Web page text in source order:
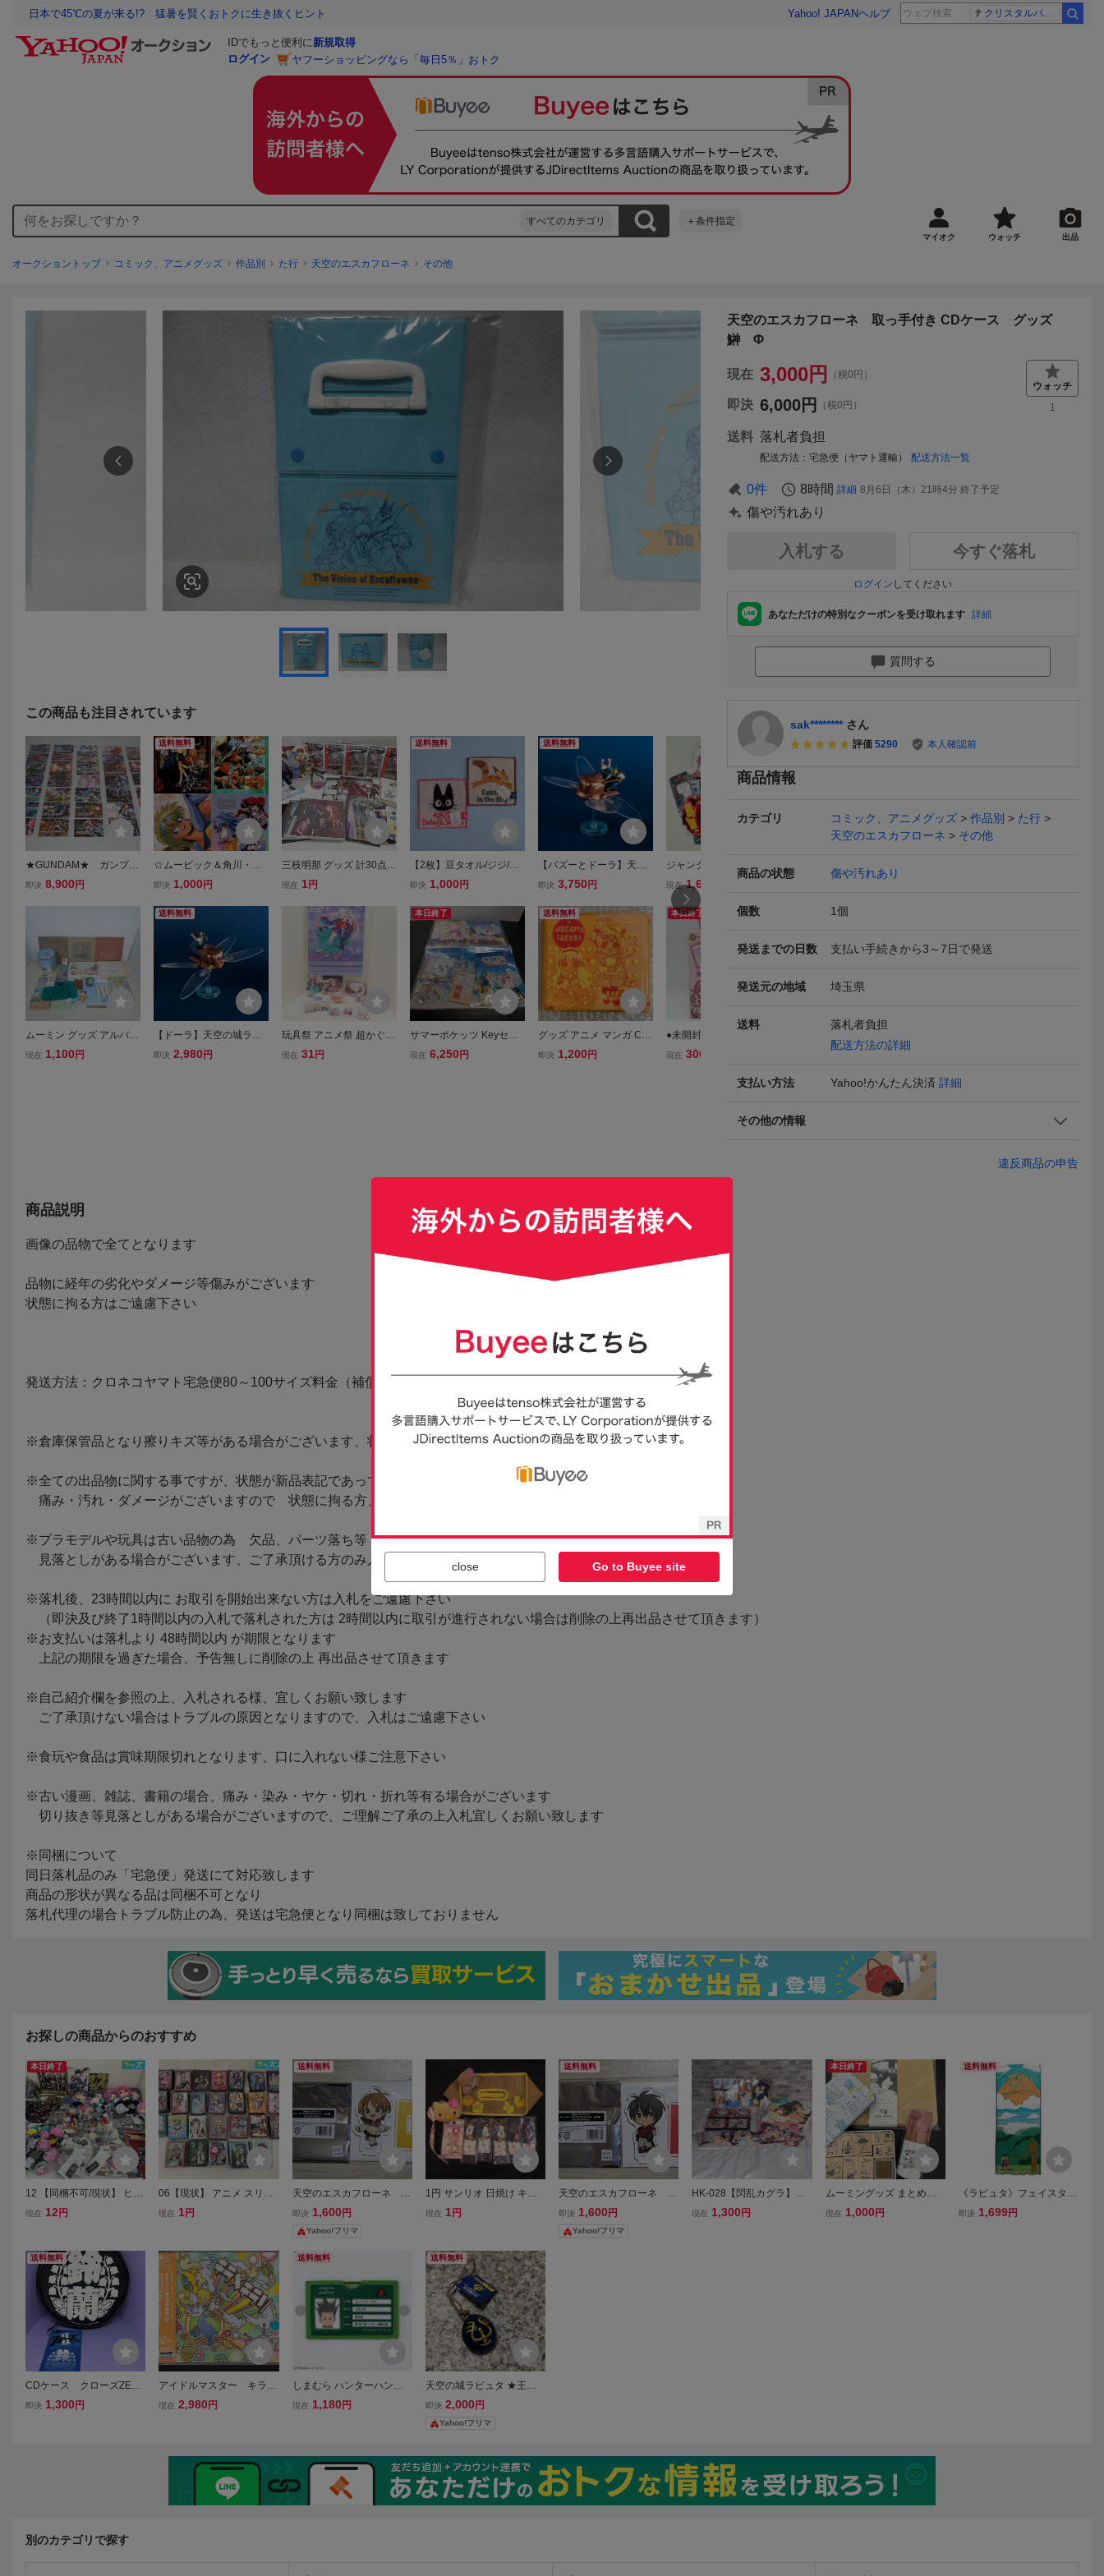
日本で45℃の夏が来る!? 猛暑を賢くおトクに生き抜くヒント Yahoo! JAPANヘルプ クリスタルパレス 冨安健洋
IDでもっと便利に新規取得
ログイン
ヤフーショッピングなら「毎日5％」おトク
すべてのカテゴリ ＋条件指定
マイオク ウォッチ 出品
オークショントップ コミック、アニメグッズ 作品別 た行 天空のエスカフローネ その他
この商品も注目されています
★GUNDAM★ ガンプラ
パッケージアートグミ4
即決 8,900 円
ムーミン グッズ アルバ
ム/タオル/レコード/CD/ペ
現在 1,100 円
送料無料
☆ムービック＆角川・天
空のエスカフローネ：銀
戦士ルナヴァルガー・下
メグッズ・結城信輝
即決 1,000 円
送料無料
【ドーラ】天空の城ラピ
ュタ/フラップターがいっ
即決 2,980 円
三枝明那 グッズ 計30点
アクリルスタンド+ブロマ
CD など にじさんじ_T_V
現在 1 円
玩具祭 アニメ祭 超かぐや
姫！ 月見ヤチヨ グッズ
現在 31 円
送料無料
【2枚】豆タオル/ジジ/キ
ツネリス/ジブリ/セット/
の宅急便/天空の城ラピュ
タ/小学生/ハンドタオル/
グッズ/アニメ
即決 1,000 円
本日終了
サマーポケッツ Keyセッ
ト Summer Pockets サ
現在 6,250 円
送料無料
【パズーとドーラ】天空
の城ラピュタ/フラップタ
ン/ぱずー/どーら/ジブリ/
ポーズ/どんぐり共和国/フ
ィギュア/グッズ
即決 3,750 円
送料無料
グッズ アニメ マンガ CL
AMP カードキャプターさ
即決 1,200 円
ジャンク マーベル MARV
EL 缶バッジ ピンズ キー
ホルダー パスケース マス
コット等 ヴェノム アイア
ンマン他 グッズ まとめ
セット
現在 1,628
本日終了
●未開封？ BANPRESTO
バンプレスト おねがい☆
見みずほ 63cm×43cm ピ
現在 300
優 ドラマCD まとめ売り
送料無料
ークレット)■CD 特典■グ
2,700
本日終了
ン/ドーラ一家/ジブリ/ポ
天空のエスカフローネ 取っ手付き CDケース グッズ
鰰 Φ
現在 3,000円 （税0円）
即決 6,000円 （税0円）
送料 落札者負担
配送方法 宅急便（ヤマト運輸） 配送方法一覧
1
0件 8時間 詳細 8月6日（木）21時4分 終了予定
傷や汚れあり
入札する 今すぐ落札
ログイン してください
あなただけの特別なクーポンを受け取れます 詳細
質問する
sak******** さん
評価 5290 本人確認前
商品情報
カテゴリ コミック、アニメグッズ 作品別
た行
天空のエスカフローネ
その他
商品の状態 傷や汚れあり
個数 1個
発送までの日数 支払い手続きから3～7日で発送
発送元の地域 埼玉県
送料
落札者負担
配送方法の詳細
支払い方法 Yahoo!かんたん決済 詳細
その他の情報
違反商品の申告
商品説明
お探しの商品からのおすすめ
本日終了
12 【同梱不可/現状】 ヒプ
ノシスマイク グッズ まと
ルスタンド 他 /ヒプマイ
現在 12円
06【現状】 アニメ スリー
ブケース グッズ まとめ売
現在 1円
送料無料
天空のエスカフローネ ト
レーディングアクリルスタ
崎ひとみ
即決 1,600 円
Yahoo!フリマ
1円 サンリオ 日焼け キテ
ィ ティッシュケース ティ
ト
現在 1円
送料無料
天空のエスカフローネ ト
レーディングアクリルスタ
ァン・ファーネル
即決 1,600 円
Yahoo!フリマ
HK-028【閃乱カグラ】ま
とめ売り グッズ 特典セ
現在 1,300 円
本日終了
ムーミングッズ まとめて
木製スタンプセット 缶ケ
現在 1,000 円
送料無料
《ラピュタ》フェイスタオ
ル/園庭の守人/ジブリ/天空
即決 1,699円
送料無料
CDケース クローズZER
O II 鈴蘭・鳳仙 CDケー
即決 1,300円
アイドルマスター キラメ
キラリ CDケース 未開
現在 2,980円
送料無料
しまむら ハンターハンタ
ー コラボ カードケース ゴ
フィギュア
現在 1,180円
送料無料
天空の城ラピュタ ★王の
飛行石◆ラピュタ 飛行石
ーホルダー コスプレ どん
ブリ
即決 2,000円
Yahoo!フリマ
別のカテゴリで探す
close Go to Buyee site